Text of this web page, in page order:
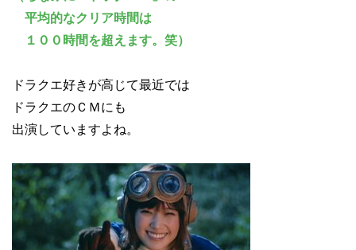
平均的なクリア時間は
１００時間を超えます。笑）
ドラクエ好きが高じて最近では
ドラクエのＣＭにも
出演していますよね。